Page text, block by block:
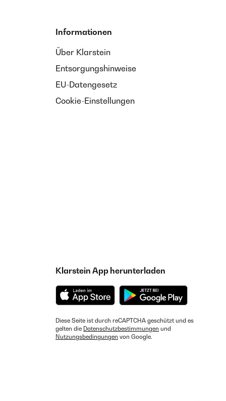
Informationen
Über Klarstein
Entsorgungshinweise
EU-Datengesetz
Cookie-Einstellungen
Klarstein App herunterladen
Diese Seite ist durch reCAPTCHA geschützt und es
gelten die Datenschutzbestimmungen und
Nutzungsbedingungen von Google.